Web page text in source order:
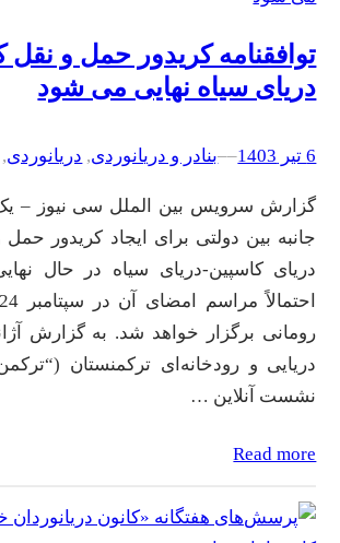
توافقنامه کریدور حمل و نقل
دریای سیاه نهایی می شود
6 تیر 1403 –
–بنادر و دریانوردی, دریانوردی,
گزارش سرویس بین الملل سی نیوز – یک
جانبه بین دولتی برای ایجاد کریدور حمل
دریای کاسپین-دریای سیاه در حال
رومانی برگزار خواهد شد. به گزارش
دریایی و رودخانه‌ای ترکمنستان
نشست آنلاین …
Read more